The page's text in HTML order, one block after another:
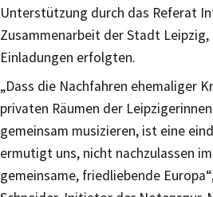
Unterstützung durch das Referat
Zusammenarbeit der Stadt Leipzig,
Einladungen erfolgten.
„Dass die Nachfahren ehemaliger
privaten Räumen der
gemeinsam musizieren, ist eine
ermutigt uns, nicht nachzulassen
gemeinsame, friedliebende